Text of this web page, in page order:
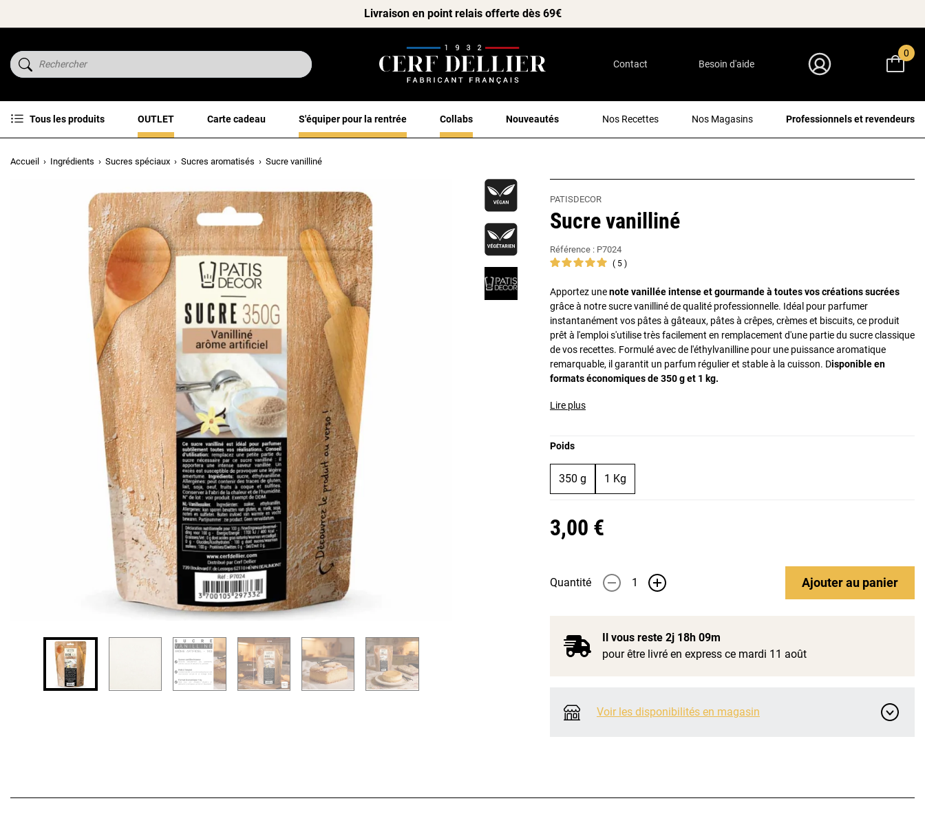
Livraison en point relais offerte dès 69€
Contact Besoin d'aide
0
Tous les produits OUTLET Carte cadeau S'équiper pour la rentrée Collabs Nouveautés Nos Recettes Nos Magasins Professionnels et revendeurs
Accueil Ingrédients Sucres spéciaux Sucres aromatisés Sucre vanilliné
PATISDECOR
Sucre vanilliné
Référence : P7024
5
Apportez unenote vanillée intense et gourmande à toutes vos créations sucrées
grâce à notre sucre vanilliné de qualité professionnelle. Idéal pour parfumer
instantanément vos pâtes à gâteaux, pâtes à crêpes, crèmes et biscuits, ce produit
prêt à l'emploi s'utilise très facilement en remplacement d'une partie du sucre classique
de vos recettes. Formulé avec de l'éthylvanilline pour une puissance aromatique
remarquable, il garantit un parfum régulier et stable à la cuisson. Disponible en
formats économiques de 350 g et 1 kg.
Lire plus
Poids
350 g 1 Kg
3,00 €
Quantité - + Ajouterau panier
Il vous reste 2j 18h 09m
pour être livré en express ce mardi 11 août
Voir les disponibilités en magasin